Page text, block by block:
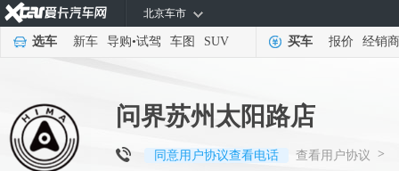
北京车市
选车 新车 导购•试驾 车图 SUV 买车 报价 经销商
问界苏州太阳路店
同意用户协议查看电话 查看用户协议 >